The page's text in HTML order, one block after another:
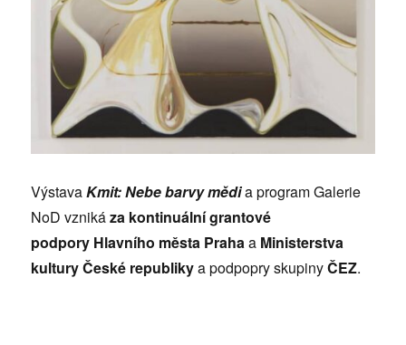
VýstavaKmit: Nebe barvy mědia program Galerie
NoD vznikáza kontinuální grantové
podpory Hlavního města Prahaa Ministerstva
kultury České republikya podpopry skupinyČEZ.